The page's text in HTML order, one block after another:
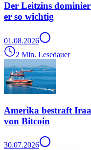
Der Leitzins
er so wichtig
01.08.2026
2 Min. Lesedauer
Amerika bestraft
von Bitcoin
30.07.2026